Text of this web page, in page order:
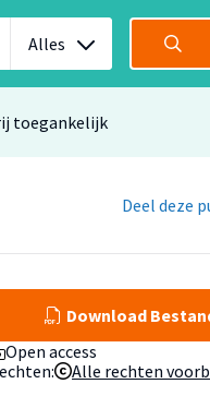
Alles
toegankelijk
Deel deze
Download
Open access
Alle rechten